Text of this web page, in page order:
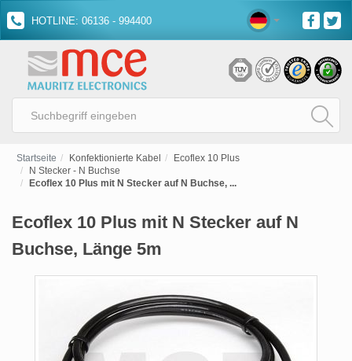
HOTLINE: 06136 - 994400
Startseite Konfektionierte Kabel
Ecoflex 10 Plus
N Stecker - N Buchse
Ecoflex 10 Plus mit N Stecker auf N Buchse, ...
Ecoflex 10 Plus mit N Stecker auf N
Buchse, Länge 5m